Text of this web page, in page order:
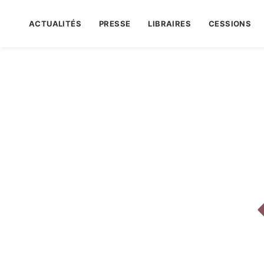
ACTUALITÉS PRESSE LIBRAIRES CESSIONS